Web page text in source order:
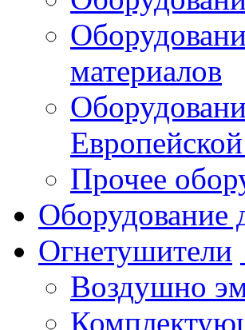
материалов
Прочее
Оборудование
Огнетушители
Воздушно